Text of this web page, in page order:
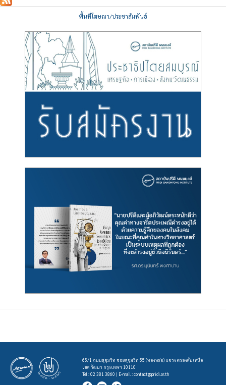
พื้นที่โฆษณา/ประชาสัมพันธ์
65/1 ถนนสุขุมวิท ซอยสุขุมวิท 55 (ทองหล่อ) แขวง คลองตันเหนือ
เขต วัฒนา กรุงเทพฯ 10110
Tel : 02 381 3860 | E-mail :contact@pridi.or.th